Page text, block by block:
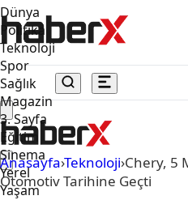
Dünya
Politika
Teknoloji
Spor
Sağlık
Magazin
3. Sayfa
Eğitim
Sinema
Yerel
Yaşam
Anasayfa›Teknoloji›Chery, 5
Otomotiv Tarihine Geçti